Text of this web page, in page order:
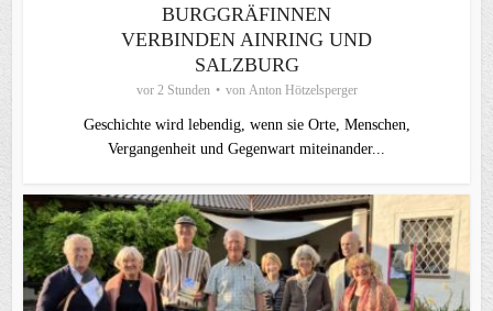
BURGGRÄFINNEN
VERBINDEN AINRING UND
SALZBURG
vor 2 Stunden von Anton Hötzelsperger
Geschichte wird lebendig, wenn sie Orte, Menschen,
Vergangenheit und Gegenwart miteinander...